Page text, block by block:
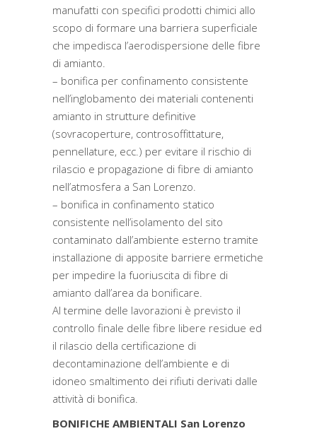
manufatti con specifici prodotti chimici allo
scopo di formare una barriera superficiale
che impedisca l’aerodispersione delle fibre
di amianto.
– bonifica per confinamento consistente
nell’inglobamento dei materiali contenenti
amianto in strutture definitive
(sovracoperture, controsoffittature,
pennellature, ecc.) per evitare il rischio di
rilascio e propagazione di fibre di amianto
nell’atmosfera a San Lorenzo.
– bonifica in confinamento statico
consistente nell’isolamento del sito
contaminato dall’ambiente esterno tramite
installazione di apposite barriere ermetiche
per impedire la fuoriuscita di fibre di
amianto dall’area da bonificare.
Al termine delle lavorazioni è previsto il
controllo finale delle fibre libere residue ed
il rilascio della certificazione di
decontaminazione dell’ambiente e di
idoneo smaltimento dei rifiuti derivati dalle
attività di bonifica.
BONIFICHE AMBIENTALI San Lorenzo